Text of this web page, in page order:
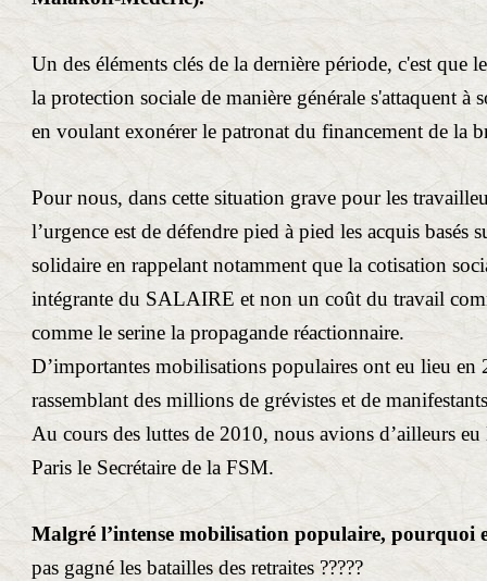
Un des éléments clés de la dernière période, c'est que
la protection sociale de manière générale s'attaquent
en voulant exonérer le patronat du financement de la
Pour nous, dans cette situation grave pour les
l’urgence est de défendre pied à pied les acquis basés
solidaire en rappelant notamment que la cotisation
intégrante du SALAIRE et non un coût du travail
comme le serine la propagande réactionnaire.
D’importantes mobilisations populaires ont eu lieu en
rassemblant des millions de grévistes et de
Au cours des luttes de 2010, nous avions d’ailleurs
Paris le Secrétaire de la FSM.
Malgré l’intense mobilisation populaire, pourquoi
pas gagné les batailles des retraites ?????